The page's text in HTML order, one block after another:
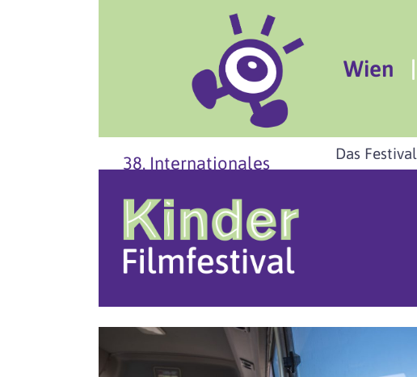
Wien |
38. Internationales Das Festival